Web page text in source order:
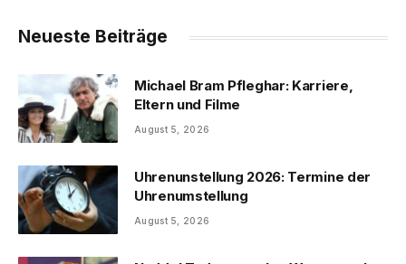
Neueste Beiträge
Michael Bram Pfleghar: Karriere,
Eltern und Filme
August 5, 2026
Uhrenunstellung 2026: Termine der
Uhrenumstellung
August 5, 2026